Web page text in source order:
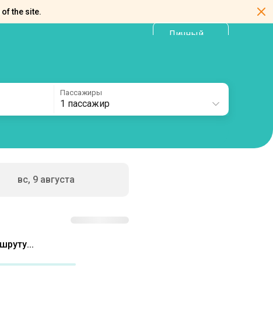
the site.
Личный
Пассажиры
1 пассажир
вс, 9 августа